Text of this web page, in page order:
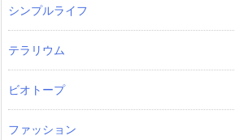
シンプルライフ
テラリウム
ビオトープ
ファッション